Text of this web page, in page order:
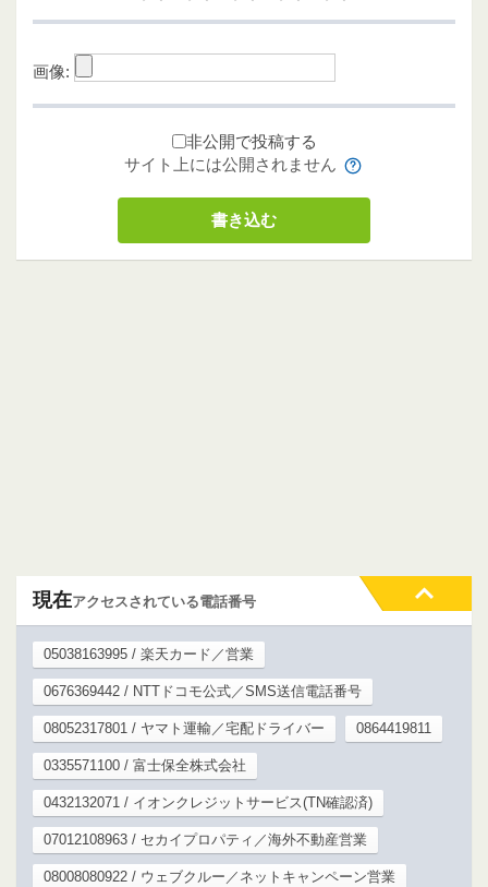
画像:
非公開で投稿する
サイト上には公開されません
現在アクセスされている電話番号
05038163995 / 楽天カード／営業
0676369442 / NTTドコモ公式／SMS送信電話番号
08052317801 / ヤマト運輸／宅配ドライバー 0864419811
0335571100 / 富士保全株式会社
0432132071 / イオンクレジットサービス(TN確認済)
07012108963 / セカイプロパティ／海外不動産営業
08008080922 / ウェブクルー／ネットキャンペーン営業